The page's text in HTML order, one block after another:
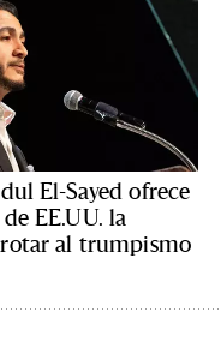
El-Sayed ofrece
EE.UU. la
al trumpismo